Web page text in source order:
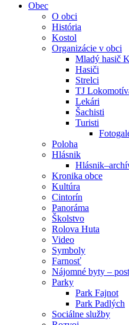
Obec
O obci
História
Kostol
Organizácie v obci
Mladý hasič
Hasiči
Strelci
TJ
Lekári
Šachisti
Turisti
Poloha
Hlásnik
Kronika obce
Kultúra
Cintorín
Panoráma
Školstvo
Rolova Huta
Video
Symboly
Farnosť
Nájomné byty –
Parky
Park Fajnot
Park Padlých
Sociálne služby